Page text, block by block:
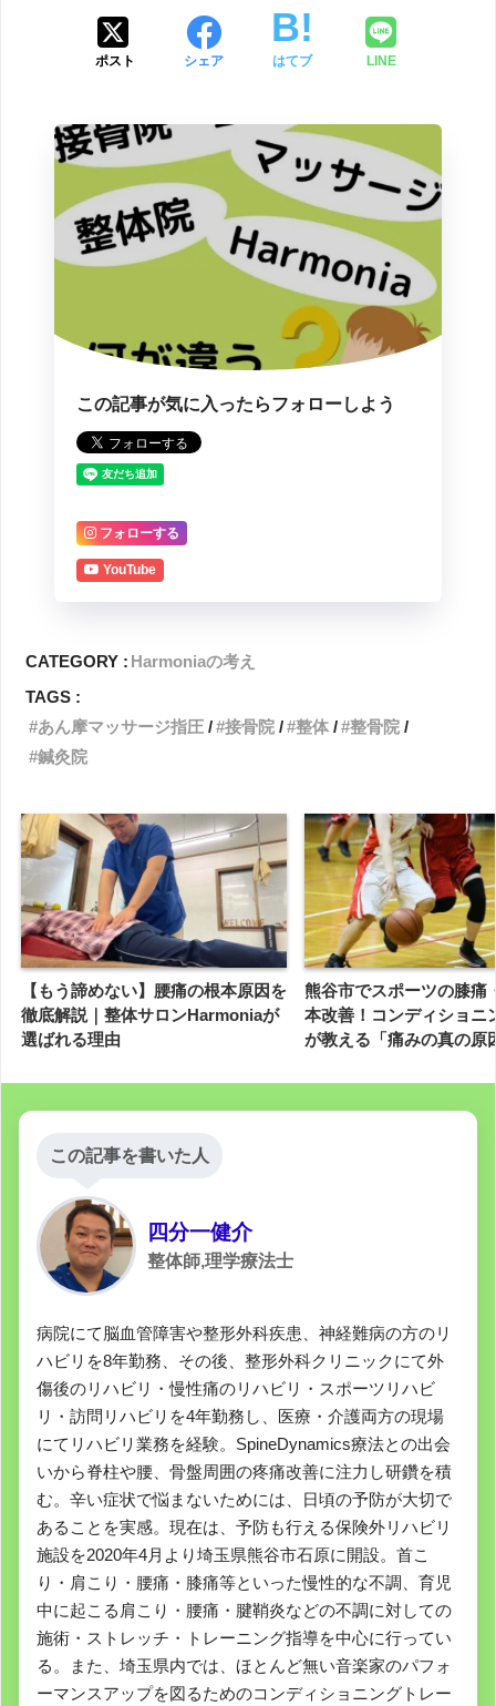
ポスト シェア はてブ LINE
この記事が気に入ったらフォローしよう
フォローする
YouTube
CATEGORY : Harmoniaの考え
TAGS :
あん摩マッサージ指圧
接骨院 整体
整骨院
鍼灸院
【もう諦めない】腰痛の根本原因を
徹底解説｜整体サロンHarmoniaが
選ばれる理由
熊谷市でスポーツの膝痛
本改善！コンディショニ
が教える「痛みの真の原
この記事を書いた人
四分一健介
整体師,理学療法士
病院にて脳血管障害や整形外科疾患、神経難病の方のリ
ハビリを8年勤務、その後、整形外科クリニックにて外
傷後のリハビリ・慢性痛のリハビリ・スポーツリハビ
リ・訪問リハビリを4年勤務し、医療・介護両方の現場
にてリハビリ業務を経験。SpineDynamics療法との出会
いから脊柱や腰、骨盤周囲の疼痛改善に注力し研鑽を積
む。辛い症状で悩まないためには、日頃の予防が大切で
あることを実感。現在は、予防も行える保険外リハビリ
施設を2020年4月より埼玉県熊谷市石原に開設。首こ
り・肩こり・腰痛・膝痛等といった慢性的な不調、育児
中に起こる肩こり・腰痛・腱鞘炎などの不調に対しての
施術・ストレッチ・トレーニング指導を中心に行ってい
る。また、埼玉県内では、ほとんど無い音楽家のパフォ
ーマンスアップを図るためのコンディショニングトレー